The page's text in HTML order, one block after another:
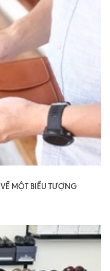
MỘT BIỂU TƯỢNG